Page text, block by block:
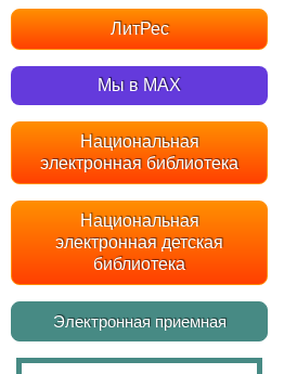
ЛитРес
Мы в MAX
Национальная
электронная библиотека
Национальная
электронная детская
библиотека
Электронная приемная